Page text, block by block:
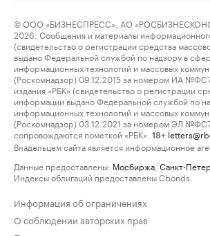
© ООО «БИЗНЕСПРЕСС», АО
2026. Сообщения и материалы
(свидетельство о регистрации средства
выдано Федеральной службой по надзору в
информационных технологий и массовых
(Роскомнадзор) 09.12.2015 за номером ИА
издания «РБК» (свидетельство о регистрации
информации выдано Федеральной службой по
информационных технологий и массовых
(Роскомнадзор) 03.12.2021 за номером ЭЛ
сопровождаются пометкой «РБК».
18+
Владельцем сайта является информационное
Данные предоставлены: Мосбиржа Санкт-
Индексы облигаций предоставлены Cbonds.
Информация об ограничениях
О соблюдении авторских прав